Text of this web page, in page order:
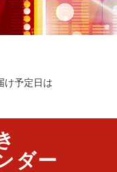
け予定日は
ダー